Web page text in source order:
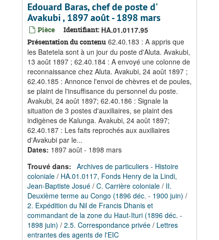
Edouard Baras, chef de poste d'
Avakubi , 1897 août - 1898 mars
Pièce Identifiant: HA.01.0117.95
Présentation du contenu 62.40.183 : A appris que
les Batetela sont à un jour du poste d'Aluta. Avakubi,
13 août 1897 ; 62.40.184 : A envoyé une colonne de
reconnaissance chez Aluta. Avakubi, 24 août 1897 ;
62.40.185 : Annonce l'envoi de chèvres et de poules,
se plaint de l'insuffisance du personnel du poste.
Avakubi, 24 août 1897; 62.40.186 : Signale la
situation de 3 postes d'auxiliaires, se plaint des
indigènes de Kalunga. Avakubi, 24 août 1897;
62.40.187 : Les faits reprochés aux auxiliaires
d'Avakubi par le...
Dates: 1897 août - 1898 mars
Trouvé dans: Archives de particuliers - Histoire
coloniale / HA.01.0117, Fonds Henry de la Lindi,
Jean-Baptiste Josué / C. Carrière coloniale / II.
Deuxième terme au Congo (1896 déc. - 1900 juin) /
2. Expédition du Nil de Francis Dhanis et
commandant de la zone du Haut-Ituri (1896 déc. -
1898 juin) / 2.5. Correspondance privée / Lettres
entrantes des agents de l'EIC